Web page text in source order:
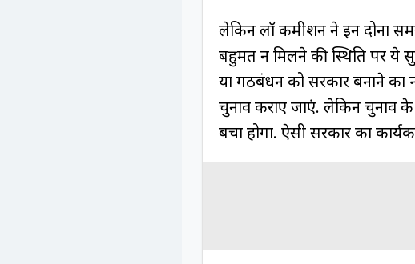
लेकिन लॉ कमीशन ने इन दोनों
बहुमत न मिलने की स्थिति पर ये
या गठबंधन को सरकार बनाने का
चुनाव कराए जाएं. लेकिन चुनाव
बचा होगा. ऐसी सरकार का